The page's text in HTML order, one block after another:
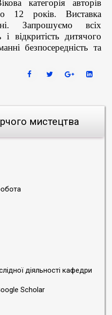
мистецтва
діяльності кафедри
Scholar
категорія авторів
12 років. Виставка
Запрошуємо всіх
відкритість дитячого
безпосередність та